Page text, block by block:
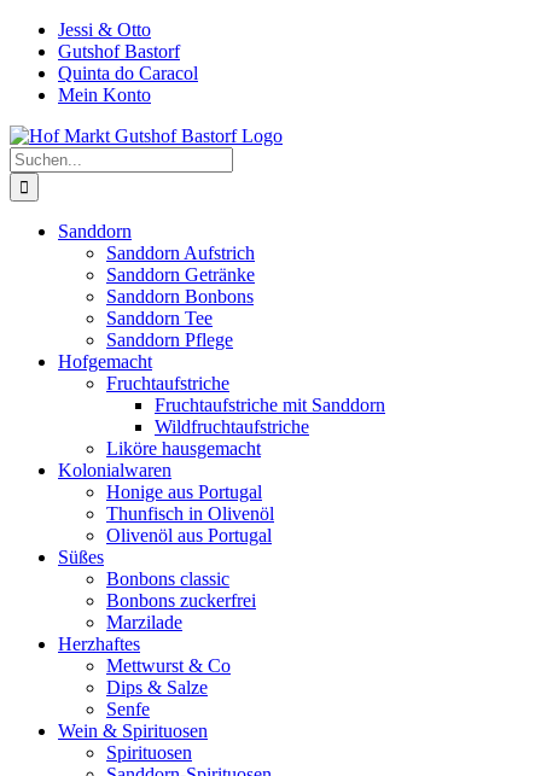
Zum
Inhalt
springen
Jessi & Otto
Gutshof Bastorf
Quinta do Caracol
Mein Konto
Suche
nach:
Sanddorn
Sanddorn Aufstrich
Sanddorn Getränke
Sanddorn Bonbons
Sanddorn Tee
Sanddorn Pflege
Hofgemacht
Fruchtaufstriche
Fruchtaufstriche mit Sanddorn
Wildfruchtaufstriche
Liköre hausgemacht
Kolonialwaren
Honige aus Portugal
Thunfisch in Olivenöl
Olivenöl aus Portugal
Süßes
Bonbons classic
Bonbons zuckerfrei
Marzilade
Herzhaftes
Mettwurst & Co
Dips & Salze
Senfe
Wein & Spirituosen
Spirituosen